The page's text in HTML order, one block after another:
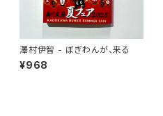
澤村伊智 - ぼぎわんが、来る
¥968